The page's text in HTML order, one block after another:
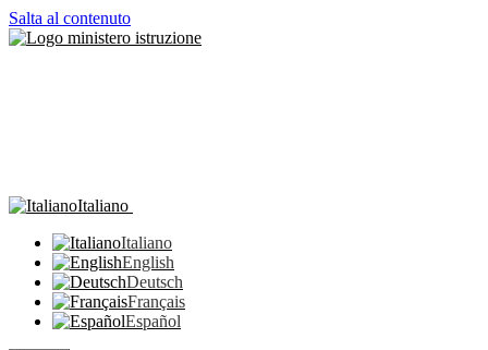
Salta al contenuto
Italiano
Italiano
English
Deutsch
Français
Español